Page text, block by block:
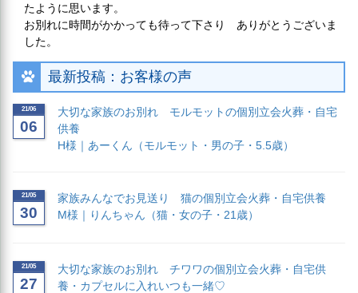
たように思います。
お別れに時間がかかっても待って下さり ありがとうございま
した。
最新投稿：お客様の声
21/06
06
大切な家族のお別れ モルモットの個別立会火葬・自宅
供養
H様｜あーくん（モルモット・男の子・5.5歳）
21/05
30
家族みんなでお見送り 猫の個別立会火葬・自宅供養
M様｜りんちゃん（猫・女の子・21歳）
21/05
27
大切な家族のお別れ チワワの個別立会火葬・自宅供
養・カプセルに入れいつも一緒♡